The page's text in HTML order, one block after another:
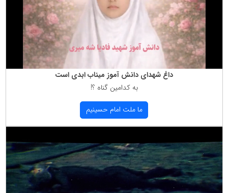
داغ شهدای دانش آموز میناب ابدی است
به كدامین گناه ؟!
ما ملت امام حسینیم